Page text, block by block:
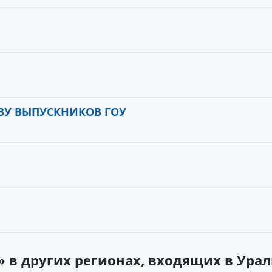
ВЫПУСКНИКОВ ГОУ
в других регионах, входящих в